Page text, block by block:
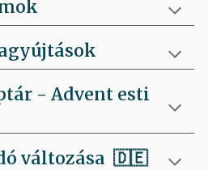
- Advent esti
változása 🇩🇪